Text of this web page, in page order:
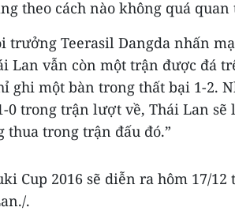
theo cách nào không quá quan
trưởng Teerasil Dangda nhấn
Lan vẫn còn một trận được đá
ghi một bàn trong thất bại 1-2.
0 trong trận lượt về, Thái Lan sẽ
thua trong trận đấu đó.”
Cup 2016 sẽ diễn ra hôm 17/12
.